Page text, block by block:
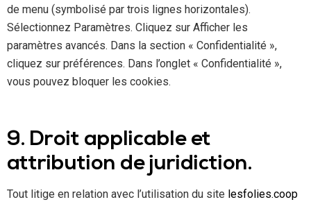
de menu (symbolisé par trois lignes horizontales).
Sélectionnez Paramètres. Cliquez sur Afficher les
paramètres avancés. Dans la section « Confidentialité »,
cliquez sur préférences. Dans l’onglet « Confidentialité »,
vous pouvez bloquer les cookies.
9. Droit applicable et
attribution de juridiction.
Tout litige en relation avec l’utilisation du site lesfolies.coop